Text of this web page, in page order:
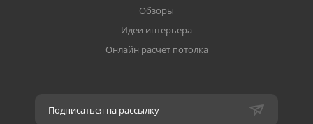
Обзоры
Идеи интерьера
Онлайн расчёт потолка
Подписаться на рассылку